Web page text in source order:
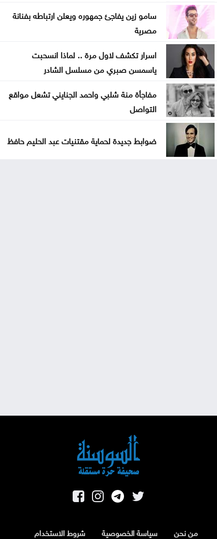
سامو زين يفاجئ جمهوره ويعلن ارتباطه بفنانة
مصرية
اسرار تكشف لاول مرة .. لماذا انسحبت
ياسمسن صبري من مسلسل الشادر
مفاجأة منة شلبي واحمد الجنايني تشعل مواقع
التواصل
ضوابط جديدة لحماية مقتنيات عبد الحليم حافظ
من نحن سياسة الخصوصية شروط الاستخدام